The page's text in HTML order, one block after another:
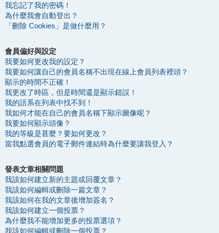
我忘記了我的密碼！
為什麼我會自動登出？
「刪除 Cookies」是做什麼用？
會員偏好與設定
我要如何更改我的設定？
我要如何讓自己的會員名稱不出現在線上會員列表裡頭？
顯示的時間不正確！
我更改了時區，但是時間還是顯示錯誤！
我的語系在列表中找不到！
我如何才能在自己的會員名稱下顯示圖像呢？
我要如何顯示頭像？
我的等級是甚麼？要如何更改？
當我點選會員的電子郵件連結時為什麼要讓我登入？
發表文章相關問題
我該如何建立新的主題或回覆文章？
我該如何編輯或刪除一篇文章？
我該如何在我的文章後增加簽名？
我該如何建立一個投票？
為什麼我不能增加更多的投票選項？
我該如何編輯或刪除一個投票？